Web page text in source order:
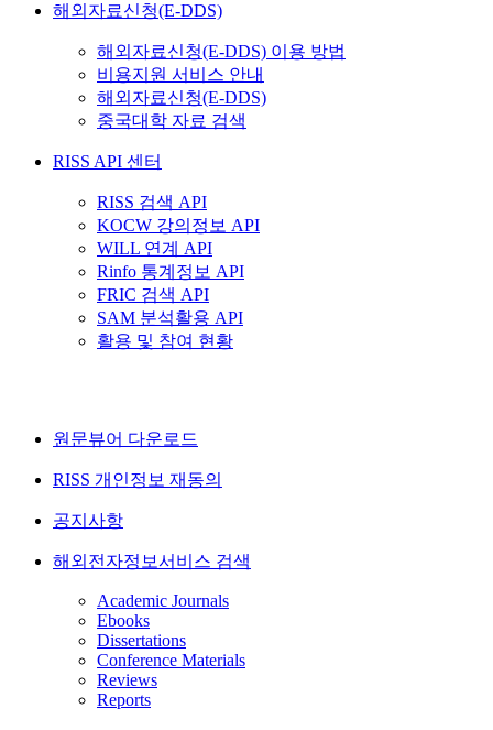
해외자료신청(E-DDS)
해외자료신청(E-DDS) 이용 방법
비용지원 서비스 안내
해외자료신청(E-DDS)
중국대학 자료 검색
RISS API 센터
RISS 검색 API
KOCW 강의정보 API
WILL 연계 API
Rinfo 통계정보 API
FRIC 검색 API
SAM 분석활용 API
활용 및 참여 현황
원문뷰어 다운로드
RISS 개인정보 재동의
공지사항
해외전자정보서비스 검색
Academic Journals
Ebooks
Dissertations
Conference Materials
Reviews
Reports